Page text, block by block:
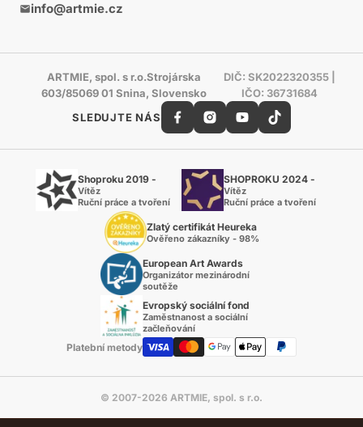
info@artmie.cz
ARTMIE, spol. s r.o.Strojárska
603/85069 01 Snina, Slovensko
DIČ: SK2022320355 |
IČO: 36731684
SLEDUJTE NÁS
Shoproku 2019 -
Vítěz
Ruční práce a tvoření
SHOPROKU 2024 -
Vítěz
Ruční práce a tvoření
Zlatý certifikát Heureka
Ověřeno zákazníky - 98%
European Art Awards
Organizátor mezinárodní
soutěže
Evropský sociální fond
Zaměstnanost a sociální
začleňování
Platební metody
© 2007-2026 ARTMIE, spol. s r.o.